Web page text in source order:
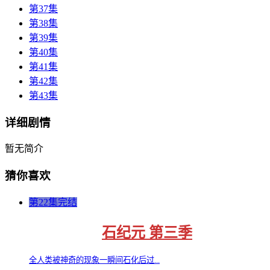
第37集
第38集
第39集
第40集
第41集
第42集
第43集
详细剧情
暂无简介
猜你喜欢
第22集完结
石纪元 第三季
全人类被神奇的现象一瞬间石化后过...